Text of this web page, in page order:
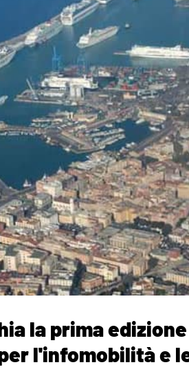
la prima
l'infomobilità e